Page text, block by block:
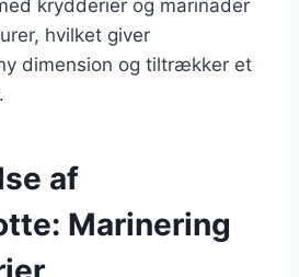
krydderier og marinader
hvilket giver
dimension og tiltrækker et
af
Marinering